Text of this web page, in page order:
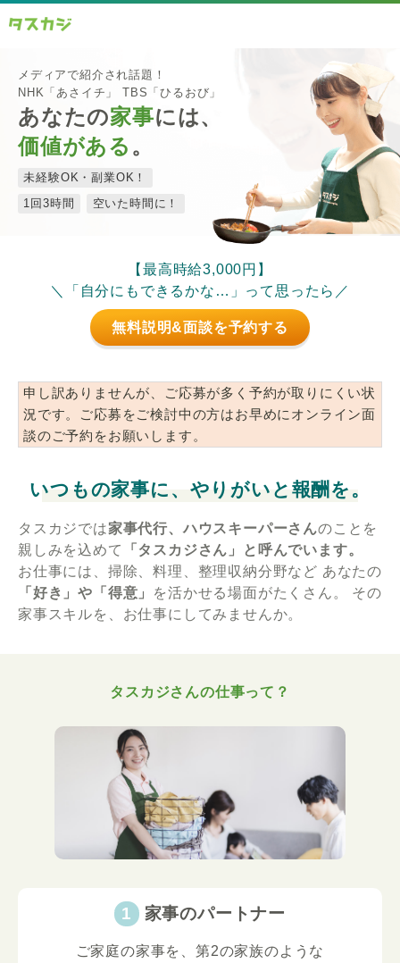
メディアで紹介され話題！
NHK「あさイチ」 TBS「ひるおび」
あなたの家事には、
価値がある 。
未経験OK・副業OK！
1回3時間
空いた時間に！
【最高時給3,000円】
＼「自分にもできるかな…」って思ったら／
無料説明&面談を予約する
申し訳ありませんが、ご応募が多く予約が取りにくい状
況です。ご応募をご検討中の方はお早めにオンライン面
談のご予約をお願いします。
いつもの家事に、やりがいと報酬を。
タスカジでは家事代行、ハウスキーパーさんのことを
親しみを込めて
「タスカジさん」と呼んでいます。
お仕事には、掃除、料理、整理収納分野など あなたの
「好き」や「得意」
を活かせる場面がたくさん。
その
家事スキルを、お仕事にしてみませんか。
タスカジさんの仕事って？
家事のパートナー
ご家庭の家事を、第2の家族のような